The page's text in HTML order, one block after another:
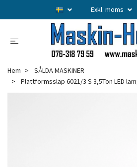
Exkl. moms
Hem
SÅLDA MASKINER
Plattformssläp 6021/3 S 3,5Ton LED